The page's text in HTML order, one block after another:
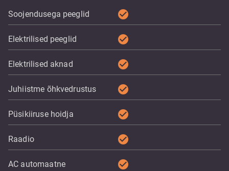
Soojendusega peeglid check_circle
Elektrilised peeglid check_circle
Elektrilised aknad check_circle
Juhiistme õhkvedrustus check_circle
Püsikiiruse hoidja check_circle
Raadio check_circle
AC automaatne check_circle